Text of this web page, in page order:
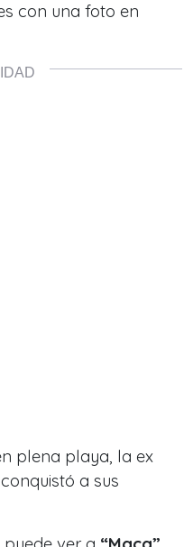
con una foto en
plena playa, la ex
conquistó a sus